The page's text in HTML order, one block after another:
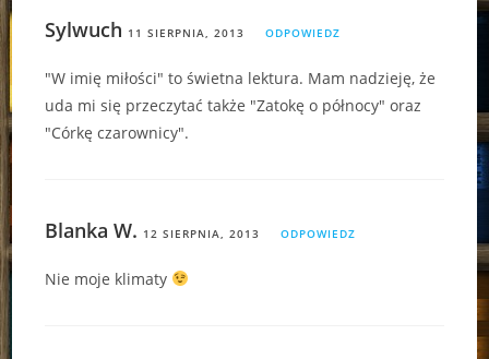
Sylwuch 11 SIERPNIA, 2013 ODPOWIEDZ
"W imię miłości" to świetna lektura. Mam nadzieję, że
uda mi się przeczytać także "Zatokę o północy" oraz
"Córkę czarownicy".
Blanka W. 12 SIERPNIA, 2013 ODPOWIEDZ
Nie moje klimaty